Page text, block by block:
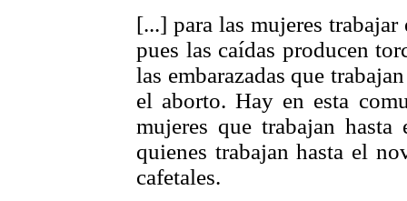
[...] para las mujeres
pues las caídas producen
las embarazadas que
el aborto. Hay en esta
mujeres que trabajan
quienes trabajan hasta el
cafetales.